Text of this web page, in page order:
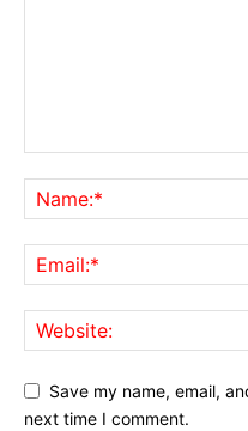
Save my name, email,
next time I comment.